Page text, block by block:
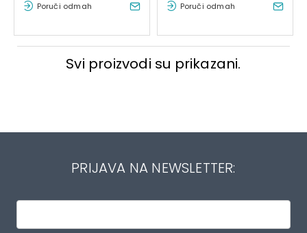
Poruči odmah Poruči odmah
Svi proizvodi su prikazani.
PRIJAVA NA NEWSLETTER: